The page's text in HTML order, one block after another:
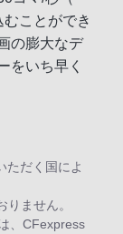
ことができ
の膨大なデ
をいち早く
ただく国によ
ません。
、CFexpress